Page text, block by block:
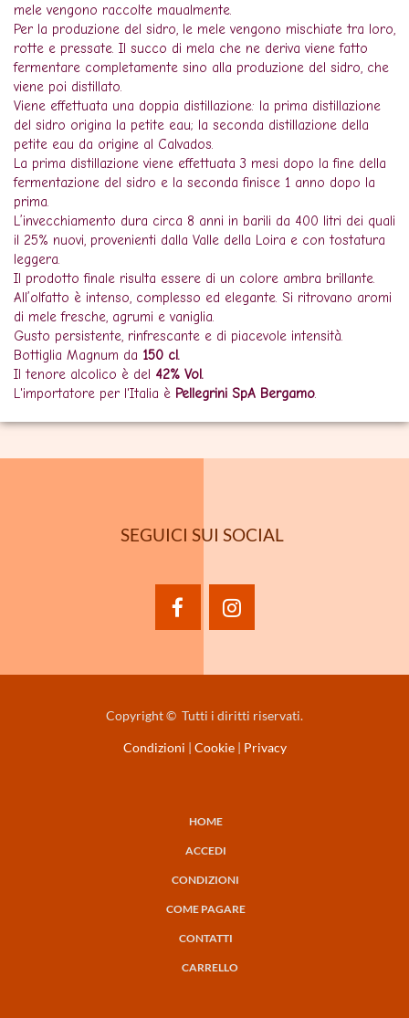
mele vengono raccolte maualmente.
Per la produzione del sidro, le mele vengono mischiate tra loro,
rotte e pressate. Il succo di mela che ne deriva viene fatto
fermentare completamente sino alla produzione del sidro, che
viene poi distillato.
Viene effettuata una doppia distillazione: la prima distillazione
del sidro origina la petite eau; la seconda distillazione della
petite eau da origine al Calvados.
La prima distillazione viene effettuata 3 mesi dopo la fine della
fermentazione del sidro e la seconda finisce 1 anno dopo la
prima.
L’invecchiamento dura circa 8 anni in barili da 400 litri dei quali
il 25% nuovi, provenienti dalla Valle della Loira e con tostatura
leggera.
Il prodotto finale risulta essere di un colore ambra brillante.
All’olfatto è intenso, complesso ed elegante. Si ritrovano aromi
di mele fresche, agrumi e vaniglia.
Gusto persistente, rinfrescante e di piacevole intensità.
Bottiglia Magnum da 150 cl.
Il tenore alcolico è del 42% Vol.
L'importatore per l'Italia è Pellegrini SpA Bergamo.
SEGUICI SUI SOCIAL
facebookinstagram
Copyright © Tutti i diritti riservati.
Condizioni | Cookie| Privacy
NAVIGAZIONE
HOME
ACCEDI
CONDIZIONI
COME PAGARE
CONTATTI
CARRELLO